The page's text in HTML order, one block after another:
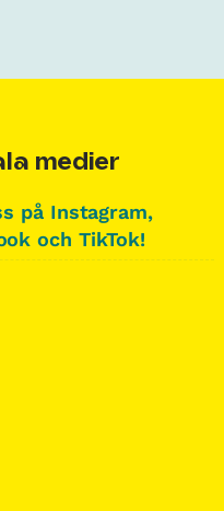
medier
på Instagram,
och TikTok!